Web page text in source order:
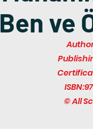
Ben ve
© All